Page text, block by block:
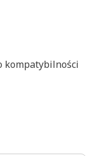
kompatybilności